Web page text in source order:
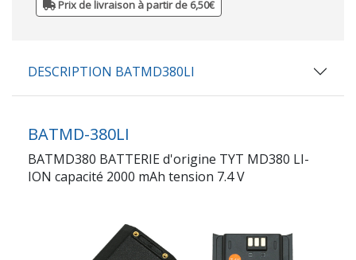
Prix de livraison à partir de 6,50€
DESCRIPTION BATMD380LI
BATMD-380LI
BATMD380 BATTERIE d'origine TYT MD380 LI-
ION capacité 2000 mAh tension 7.4 V